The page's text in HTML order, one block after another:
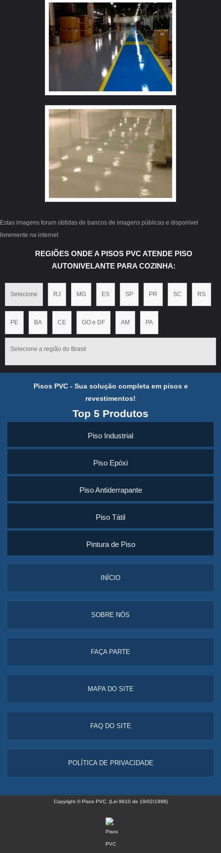
Estas imagens foram obtidas de bancos de imagens públicas e disponível
livremente na internet
REGIÕES ONDE A PISOS PVC ATENDE PISO
AUTONIVELANTE PARA COZINHA:
Selecione RJ MG ES SP PR SC RS
PE BA CE GO e DF AM PA
Selecione a região do Brasil
Pisos PVC - Sua solução completa em pisos e
revestimentos!
Top 5 Produtos
Piso Industrial
Piso Epóxi
Piso Antiderrapante
Piso Tátil
Pintura de Piso
INÍCIO
SOBRE NÓS
FAÇA PARTE
MAPA DO SITE
FAQ DO SITE
POLÍTICA DE PRIVACIDADE
Copyright © Pisos PVC. (Lei 9610 de 19/02/1998)